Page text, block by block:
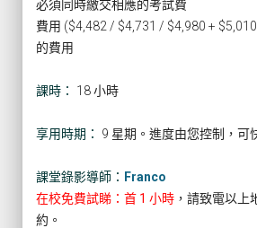
必須同時繳交相應的考試費
費用 ($4,482 / $4,731 / $4,980 +
的費用
課時： 18 小時
享用時期： 9 星期。進度由您控制，可
課堂錄影導師： Franco
在校免費試睇：首 1 小時 ，請致電以上
約。